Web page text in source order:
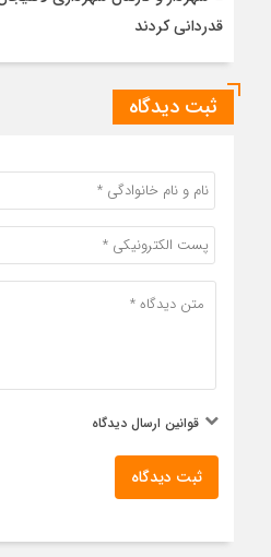
قدردانی کردند
ثبت دیدگاه
قوانین ارسال دیدگاه
ثبت دیدگاه